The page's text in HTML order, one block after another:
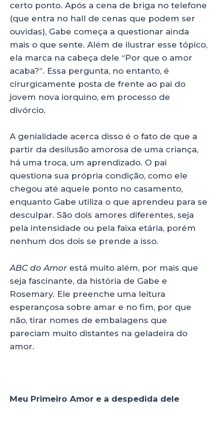
certo ponto. Após a cena de briga no telefone
(que entra no hall de cenas que podem ser
ouvidas), Gabe começa a questionar ainda
mais o que sente. Além de ilustrar esse tópico,
ela marca na cabeça dele “Por que o amor
acaba?”. Essa pergunta, no entanto, é
cirurgicamente posta de frente ao pai do
jovem nova iorquino, em processo de
divórcio.
A genialidade acerca disso é o fato de que a
partir da desilusão amorosa de uma criança,
há uma troca, um aprendizado. O pai
questiona sua própria condição, como ele
chegou até aquele ponto no casamento,
enquanto Gabe utiliza o que aprendeu para se
desculpar. São dois amores diferentes, seja
pela intensidade ou pela faixa etária, porém
nenhum dos dois se prende a isso.
ABC do Amorestá muito além, por mais que
seja fascinante, da história de Gabe e
Rosemary. Ele preenche uma leitura
esperançosa sobre amar e no fim, por que
não, tirar nomes de embalagens que
pareciam muito distantes na geladeira do
amor.
Meu Primeiro Amor e a despedida dele